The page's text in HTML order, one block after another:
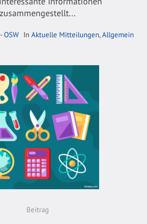
zusammengestellt...
OSW In Aktuelle Mitteilungen,Allgemein
Beitrag